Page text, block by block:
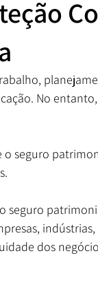
No
seguro
seguro
dos